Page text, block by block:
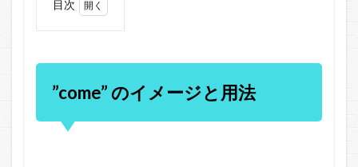
目次
用法
「今、
”come” のイメージと用法